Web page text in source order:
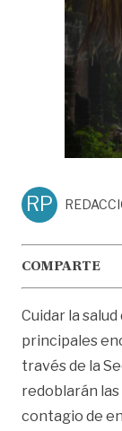
RP
COMPARTE
Cuidar la
principales
través de la
redoblarán
contagio de